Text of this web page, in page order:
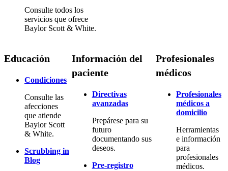
Consulte todos los
servicios que ofrece
Baylor Scott & White.
Educación
Condiciones
Consulte las
afecciones
que atiende
Baylor Scott
& White.
Scrubbing in
Blog
Información del
paciente
Directivas
avanzadas
Prepárese para su
futuro
documentando sus
deseos.
Pre-registro
Profesionales
médicos
Profesionales
médicos a
domicilio
Herramientas
e información
para
profesionales
médicos.